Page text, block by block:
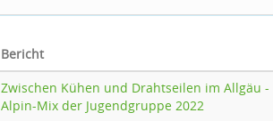
Bericht
Zwischen Kühen und Drahtseilen im Allgäu -
Alpin-Mix der Jugendgruppe 2022